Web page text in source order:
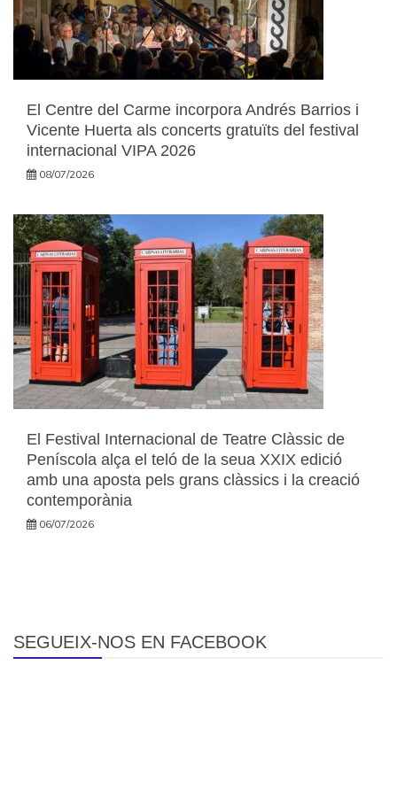
El Centre del Carme incorpora Andrés Barrios i
Vicente Huerta als concerts gratuïts del festival
internacional VIPA 2026
08/07/2026
El Festival Internacional de Teatre Clàssic de
Peníscola alça el teló de la seua XXIX edició
amb una aposta pels grans clàssics i la creació
contemporània
06/07/2026
SEGUEIX-NOS EN FACEBOOK